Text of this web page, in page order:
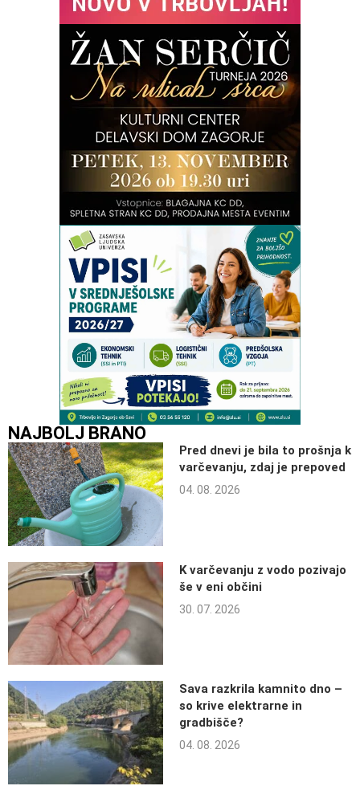
NAJBOLJ BRANO
Pred dnevi je bila to prošnja k
varčevanju, zdaj je prepoved
04. 08. 2026
K varčevanju z vodo pozivajo
še v eni občini
30. 07. 2026
Sava razkrila kamnito dno –
so krive elektrarne in
gradbišče?
04. 08. 2026